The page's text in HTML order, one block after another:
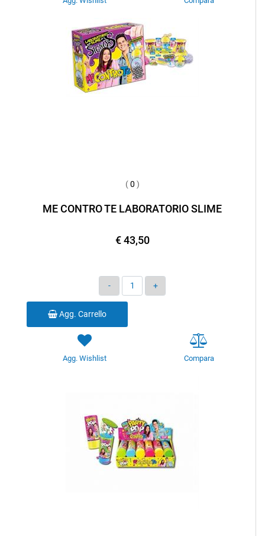
(0 )
ME CONTRO TE LABORATORIO SLIME
€ 43,50
Quantità
Agg. Carrello
Agg. Wishlist Compara